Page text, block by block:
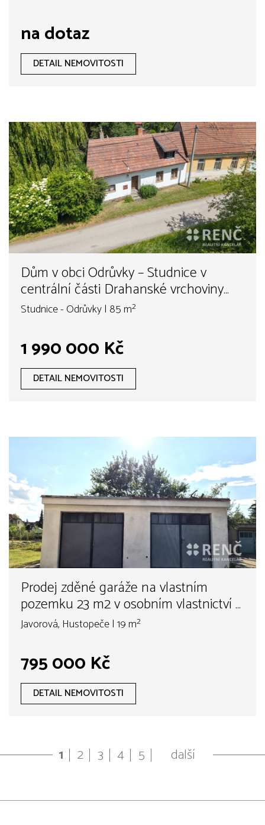
na dotaz
DETAIL NEMOVITOSTI
Dům v obci Odrůvky – Studnice v
centrální části Drahanské vrchoviny
vhodný jak k rekreaci, tak k trvalému
bydlení. Celková plocha pozemku 739
m2. Dojezdová vzdálenost z Brna 40
km.
Studnice - Odrůvky | 85 m²
1 990 000 Kč
DETAIL NEMOVITOSTI
Prodej zděné garáže na vlastním
pozemku 23 m2 v osobním vlastnictví v
Hustopečích u Brna při ul. Javorová
Javorová, Hustopeče | 19 m²
795 000 Kč
DETAIL NEMOVITOSTI
1 2 3 4 5 další